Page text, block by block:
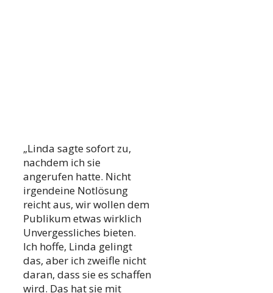
„Linda sagte sofort zu,
nachdem ich sie
angerufen hatte. Nicht
irgendeine Notlösung
reicht aus, wir wollen dem
Publikum etwas wirklich
Unvergessliches bieten.
Ich hoffe, Linda gelingt
das, aber ich zweifle nicht
daran, dass sie es schaffen
wird. Das hat sie mit